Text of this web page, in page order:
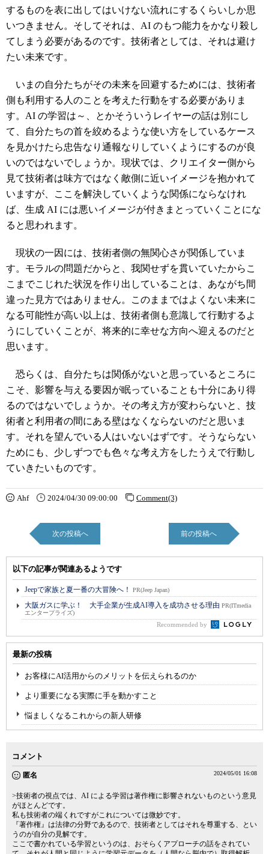
するものを表に出してはいけない流れにするくらいしか思
いつきません。そしてそれは、AI のもつ能力をかなり殺し
てしまう必要があるのです。技術者としては、それは避け
たい未来です。
いまの自分たちがその未来を回避するためには、技術者
側も利用する人のことを考えた行動をする必要がありま
す。AI の学習は～、とかそういうレイヤーの話は別にし
て、自分たちの首を絞めるような使い方をしているケース
を見かけたら忠告なり通報なりしていくようにするのが良
いのではないでしょうか。現状では、クリエイター側から
見て技術者は味方ではなく敵側に近いイメージを抱かれて
いますが、ここを解決していくような関係にならなけれ
ば、生成 AI には悪いイメージが付きまとっていくことにな
ると思われます。
現状の一因には、技術者側の無関心さが関係していま
す。モラルの問題だからと、我関せずを貫いていたからこ
こまでこじれた状況を作り出していることは、あながち間
違った見方ではありません。このままではよくない未来に
なる可能性が高い以上は、技術者側も意識して行動するよ
うにしていくことが、将来的に幸せな方向へ迎えるのだと
思います。
恐らくは、自分たちは関係がないと思っているところに
こそ、影響を与える要因が眠っていることも十分にあり得
るのではないでしょうか。その考え方が変わらないと、技
術者と利用者の間にある壁はなくならないのだと思いま
す。それを望んでいる人はいないはずです。そうならない
ためにも、少しずつでも色々な考え方をしたうえで行動し
ていきたいものです。
Ahf 2024/04/30 09:00:00 Comment(3)
次の投稿へ 前の投稿へ
以下の記事が関連あるようです
Jeepで家族と夏一番の大冒険へ！ PR(Jeep Japan)
大阪ガスに学ぶ！ 大手企業が生成AI導入を成功させる理由 PR(ITmedia
エンタープライズ)
Recommended by
最新の投稿
お客様にAI活用からのメリットを伝えられるのか
より重要になる実際に手を動かすこと
悩ましくなるこれからの新人研修
コメント
匿名 2024/05/01 16:08
>技術者の視点では、AI による学習は著作権に影響されないものという意見
がほとんどです。
私も技術者の端くれですがこれについては微妙です。
『著作権』は法律の分野であるので、技術者としてはそれを尊重する、とい
うのが自分の見解です。
ここで書かれている学習というのは、おそらくアプローチの話をされてい